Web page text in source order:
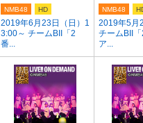
2019年6月23日（日）1
3:00～ チームBII「2
番...
NMB48 HD
2019年5月
チームBII
ア...
NMB48